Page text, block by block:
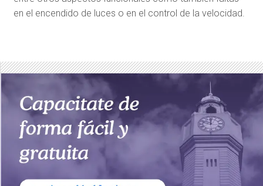
en el encendido de luces o en el control de la velocidad.